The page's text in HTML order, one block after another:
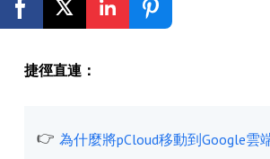
免費開始使用
捷徑直連：
為什麼將pCloud移動到Google雲